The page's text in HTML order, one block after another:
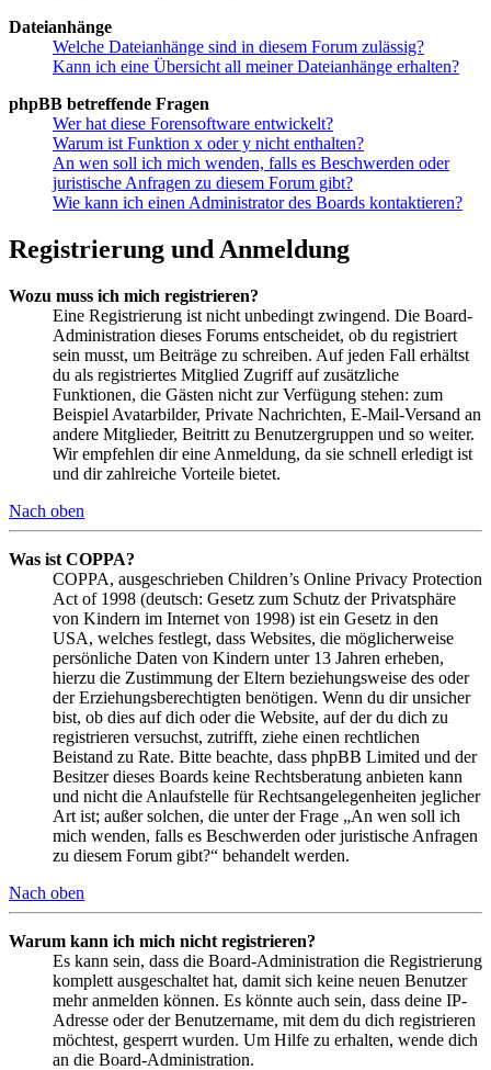
Dateianhänge
Welche Dateianhänge sind in diesem Forum zulässig?
Kann ich eine Übersicht all meiner Dateianhänge erhalten?
phpBB betreffende Fragen
Wer hat diese Forensoftware entwickelt?
Warum ist Funktion x oder y nicht enthalten?
An wen soll ich mich wenden, falls es Beschwerden oder
juristische Anfragen zu diesem Forum gibt?
Wie kann ich einen Administrator des Boards kontaktieren?
Registrierung und Anmeldung
Wozu muss ich mich registrieren?
Eine Registrierung ist nicht unbedingt zwingend. Die Board-
Administration dieses Forums entscheidet, ob du registriert
sein musst, um Beiträge zu schreiben. Auf jeden Fall erhältst
du als registriertes Mitglied Zugriff auf zusätzliche
Funktionen, die Gästen nicht zur Verfügung stehen: zum
Beispiel Avatarbilder, Private Nachrichten, E-Mail-Versand an
andere Mitglieder, Beitritt zu Benutzergruppen und so weiter.
Wir empfehlen dir eine Anmeldung, da sie schnell erledigt ist
und dir zahlreiche Vorteile bietet.
Nach oben
Was ist COPPA?
COPPA, ausgeschrieben Children’s Online Privacy Protection
Act of 1998 (deutsch: Gesetz zum Schutz der Privatsphäre
von Kindern im Internet von 1998) ist ein Gesetz in den
USA, welches festlegt, dass Websites, die möglicherweise
persönliche Daten von Kindern unter 13 Jahren erheben,
hierzu die Zustimmung der Eltern beziehungsweise des oder
der Erziehungsberechtigten benötigen. Wenn du dir unsicher
bist, ob dies auf dich oder die Website, auf der du dich zu
registrieren versuchst, zutrifft, ziehe einen rechtlichen
Beistand zu Rate. Bitte beachte, dass phpBB Limited und der
Besitzer dieses Boards keine Rechtsberatung anbieten kann
und nicht die Anlaufstelle für Rechtsangelegenheiten jeglicher
Art ist; außer solchen, die unter der Frage „An wen soll ich
mich wenden, falls es Beschwerden oder juristische Anfragen
zu diesem Forum gibt?“ behandelt werden.
Nach oben
Warum kann ich mich nicht registrieren?
Es kann sein, dass die Board-Administration die Registrierung
komplett ausgeschaltet hat, damit sich keine neuen Benutzer
mehr anmelden können. Es könnte auch sein, dass deine IP-
Adresse oder der Benutzername, mit dem du dich registrieren
möchtest, gesperrt wurden. Um Hilfe zu erhalten, wende dich
an die Board-Administration.